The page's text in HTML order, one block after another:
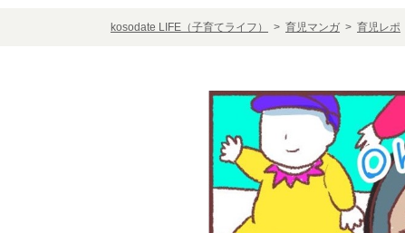
kosodate LIFE（子育てライフ） > 育児マンガ > 育児レポ